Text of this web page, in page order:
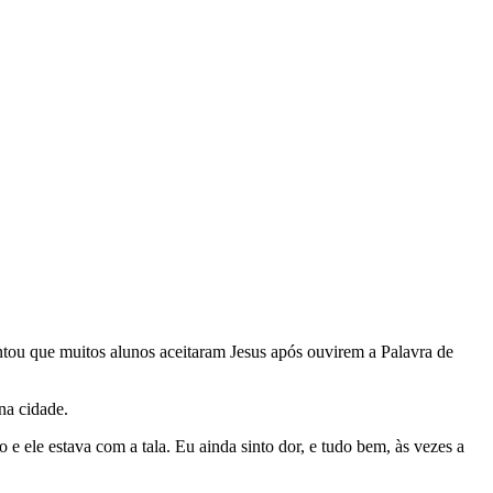
que muitos alunos aceitaram Jesus após ouvirem a Palavra de
cidade.
ele estava com a tala. Eu ainda sinto dor, e tudo bem, às vezes a